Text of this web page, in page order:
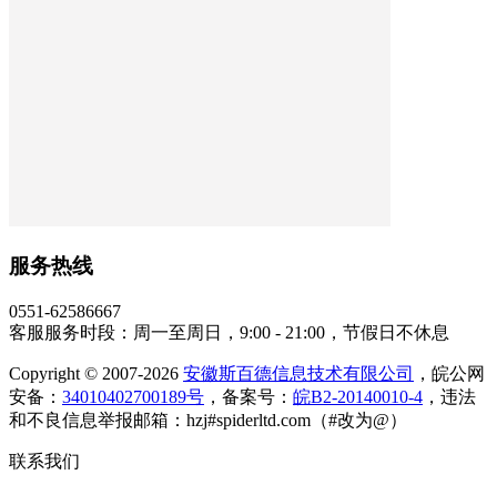
服务热线
0551-62586667
客服服务时段：周一至周日，9:00 - 21:00，节假日不休息
Copyright © 2007-2026 安徽斯百德信息技术有限公司
，皖公网
安备： 34010402700189号 ，备案号： 皖B2-20140010-4 ，违法
和不良信息举报邮箱：hzj#spiderltd.com（#改为@）
联系我们